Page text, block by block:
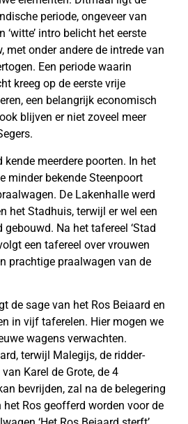
periode, ongeveer van
‘witte’ intro belicht het eerste
met onder andere de intrede van
Een periode waarin
kreeg op de eerste vrije
een belangrijk economisch
blijven er niet zoveel meer
meerdere poorten. In het
minder bekende Steenpoort
De Lakenhalle werd
het Stadhuis, terwijl er wel een
Na het tafereel ‘Stad
een tafereel over vrouwen
prachtige praalwagen van de
de sage van het Ros Beiaard en
in vijf taferelen. Hier mogen we
wagens verwachten.
terwijl Malegijs, de ridder-
Karel de Grote, de 4
bevrijden, zal na de belegering
Ros geofferd worden voor de